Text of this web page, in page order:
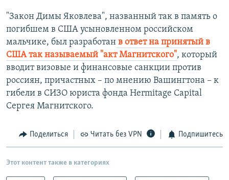
"Закон Димы Яковлева", названный так в память о
погибшем в США усыновленном российском
мальчике, был разработан в ответ на принятый в
США так называемый "акт Магнитского", который
вводит визовые и финансовые санкции против
россиян, причастных – по мнению Вашингтона – к
гибели в СИЗО юриста фонда Hermitage Capital
Сергея Магнитского.
Поделиться Читать без VPN Подпишитесь
Этот контент также в категориях